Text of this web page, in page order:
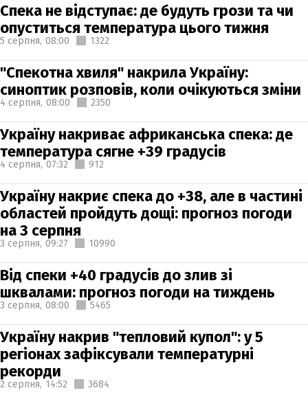
Спека не відступає: де будуть грози та чи
опуститься температура цього тижня
5 серпня, 08:00 1322
"Спекотна хвиля" накрила Україну:
синоптик розповів, коли очікуються зміни
4 серпня, 08:00 2350
Україну накриває африканська спека: де
температура сягне +39 градусів
4 серпня, 07:32 912
Україну накриє спека до +38, але в частині
областей пройдуть дощі: прогноз погоди
на 3 серпня
3 серпня, 09:27 10990
Від спеки +40 градусів до злив зі
шквалами: прогноз погоди на тиждень
3 серпня, 08:00 5465
Україну накрив "тепловий купол": у 5
регіонах зафіксували температурні
рекорди
2 серпня, 14:52 3684